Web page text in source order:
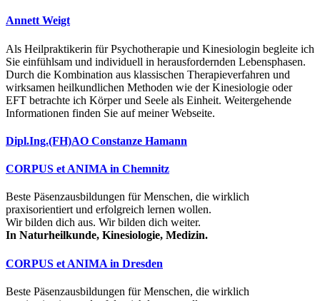
Annett Weigt
Als Heilpraktikerin für Psychotherapie und Kinesiologin begleite ich
Sie einfühlsam und individuell in herausfordernden Lebensphasen.
Durch die Kombination aus klassischen Therapieverfahren und
wirksamen heilkundlichen Methoden wie der Kinesiologie oder
EFT betrachte ich Körper und Seele als Einheit. Weitergehende
Informationen finden Sie auf meiner Webseite.
Dipl.Ing.(FH)AO Constanze Hamann
CORPUS et ANIMA in Chemnitz
Beste Päsenzausbildungen für Menschen, die wirklich
praxisorientiert und erfolgreich lernen wollen.
Wir bilden dich aus. Wir bilden dich weiter.
In Naturheilkunde, Kinesiologie, Medizin.
CORPUS et ANIMA in Dresden
Beste Päsenzausbildungen für Menschen, die wirklich